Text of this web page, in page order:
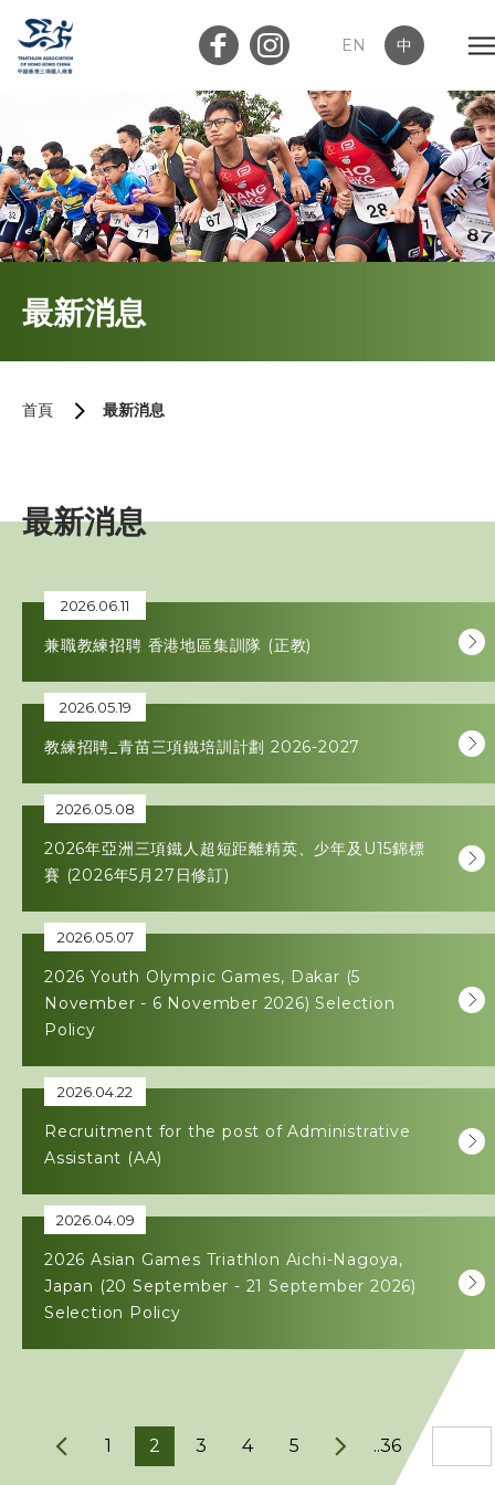
EN 中
會員登入 屬會登入
首頁
三項鐵人代表隊
工作人員
贊助商 / 宣傳
相片及影片
聯絡我們
最新消息
首頁 最新消息
最新消息
2026.06.11
兼職教練招聘 香港地區集訓隊 (正教)
2026.05.19
教練招聘_青苗三項鐵培訓計劃 2026-2027
2026.05.08
2026年亞洲三項鐵人超短距離精英、少年及U15錦標
賽 (2026年5月27日修訂)
2026.05.07
2026 Youth Olympic Games, Dakar (5
November - 6 November 2026) Selection
Policy
2026.04.22
Recruitment for the post of Administrative
Assistant (AA)
2026.04.09
2026 Asian Games Triathlon Aichi-Nagoya,
Japan (20 September - 21 September 2026)
Selection Policy
1 2 3 4 5 ..36